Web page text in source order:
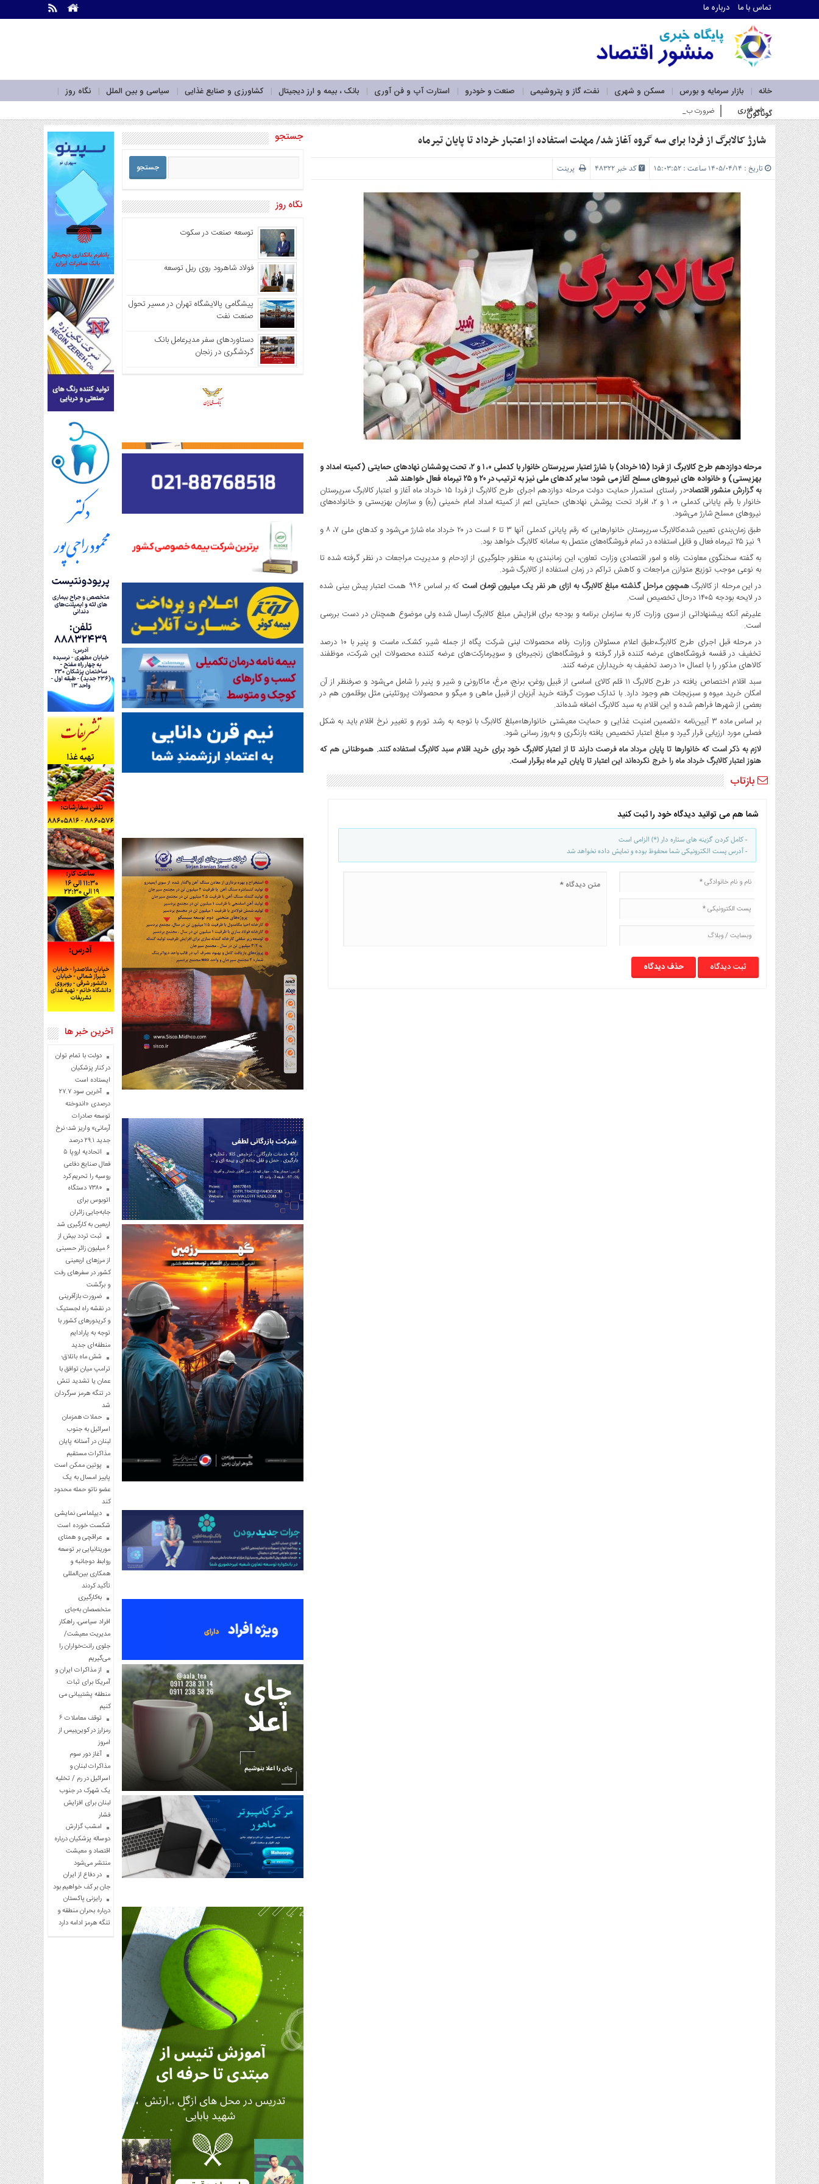
تماس با ما درباره ما
خانه بازار سرمایه و بورس مسکن و شهری نفت، گاز و پتروشیمی صنعت و خودرو استارت آپ و فن آوری بانک ، بیمه و ارز دیجیتال کشاورزی و صنایع غذایی سیاسی و بین الملل
نگاه روز
گوناگون
ما
درباره
سرویس
ها
خانه
بازار
سرمایه
و
بورس
مسکن
و
شهری
نفت،
گاز
و
پتروشیمی
صنعت
و
خودرو
استارت
آپ
و
فن
آوری
بانک
،
بیمه
و
ارز
دیجیتال
کشاورزی
و
صنایع
غذایی
سیاسی
و
بین
الملل
نگاه
روز
گوناگون
خبر فوری ضرورت بازآفرینی در نقشه راه لجستیک و کریدورهای کشور با توجه به پارادایم _
شارژ کالابرگ از فردا برای سه گروه آغاز شد/ مهلت استفاده از اعتبار خرداد تا پایان تیرماه
تاریخ : ۱۴۰۵/۰۴/۱۴ ساعت : ۱۵:۰۳:۵۲ کد خبر 48322 پرینت
مرحله دوازدهم طرح کالابرگ از فردا (۱۵ خرداد) با شارژ اعتبار سرپرستان خانوار با کدملی ۰، ۱ و ۲، تحت پوششان نهادهای حمایتی (کمیته امداد و
بهزیستی) و خانواده های نیروهای مسلح آغاز می شود؛ سایر کدهای ملی نیز به ترتیب در ۲۰ و ۲۵ تیرماه فعال خواهند شد.
به گزارش منشور اقتصاد-
در راستای استمرار حمایت‌ دولت مرحله دوازدهم اجرای طرح کالابرگ از فردا ۱۵ خرداد ماه آغاز و اعتبار کالابرگ سرپرستان
خانوار با رقم پایانی کدملی ۰، ۱ و ۲، افراد تحت پوشش نهادهای حمایتی اعم از کمیته امداد امام خمینی (ره) و سازمان بهزیستی و خانواده‌های
نیروهای مسلح شارژ می‌شود.
طبق زمان‌بندی تعیین شده،کالابرگ سرپرستان خانوارهایی که رقم پایانی کدملی آنها ۳ تا ۶ است در ۲۰ خرداد ماه شارژ می‌شود و کدهای ملی ۷، ۸ و
۹ نیز ۲۵ تیرماه فعال و قابل استفاده در تمام فروشگاه‌های متصل به سامانه کالابرگ خواهد بود.
به گفته سخنگوی معاونت رفاه و امور اقتصادی وزارت تعاون، این زمانبندی به منظور جلوگیری از ازدحام و مدیریت مراجعات در نظر گرفته شده تا
به نوعی موجب توزیع متوازن مراجعات و کاهش تراکم در زمان استفاده از کالابرگ شود.
در این مرحله از کالابرگهمچون مراحل گذشته مبلغ کالابرگ به ازای هر نفر یک میلیون تومان است
که بر اساس ۹۹۶ همت اعتبار پیش بینی شده
در لایحه بودجه ۱۴۰۵ درحال تخصیص است.
علیرغم آنکه پیشنهاداتی از سوی وزارت کار به سازمان برنامه و بودجه برای افزایش مبلغ کالابرگ ارسال شده ولی موضوع همچنان در دست بررسی
است.
در مرحله قبل اجرای طرح کالابرگ،طبق اعلام مسئولان وزارت رفاه، محصولات لبنی شرکت پگاه از جمله شیر، کشک، ماست و پنیر با ۱۰ درصد
تخفیف در قفسه فروشگاه‌های عرضه کننده قرار گرفته و فروشگاه‌های زنجیره‌ای و سوپرمارکت‌های عرضه کننده محصولات این شرکت، موظفند
کالاهای مذکور را با اعمال ۱۰ درصد تخفیف به خریداران عرضه کنند.
سبد اقلام اختصاص یافته در طرح کالابرگ ۱۱ قلم کالای اساسی از قبیل روغن، برنج، مرغ، ماکارونی و شیر و پنیر را شامل می‌شود و صرفنظر از آن
امکان خرید میوه و سبزیجات هم وجود دارد. با تدارک صورت گرفته خرید آبزیان از قبیل ماهی و میگو و محصولات پروتئینی مثل بوقلمون هم در
بعضی از شهرها فراهم شده و این اقلام به سبد کالابرگ اضافه شده‌اند.
بر اساس ماده ۳ آیین‌نامه «تضمین امنیت غذایی و حمایت معیشتی خانوارها»مبلغ کالابرگ با توجه به رشد تورم و تغییر نرخ اقلام باید به شکل
فصلی مورد ارزیابی قرار گیرد و مبلغ اعتبار تخصیص یافته بازنگری و به‌روز رسانی شود.
لازم به ذکر است که خانوارها تا پایان مرداد ماه فرصت دارند تا از اعتبار کالابرگ خود برای خرید اقلام سبد کالابرگ استفاده کنند. هموطنانی هم که
هنوز اعتبار کالابرگ خرداد ماه را خرج نکرده‌اند این اعتبار تا پایان تیر ماه برقرار است.
بازتاب
شما هم می توانید دیدگاه خود را ثبت کنید
- کامل کردن گزینه های ستاره دار (*) الزامی است
- آدرس پست الکترونیکی شما محفوظ بوده و نمایش داده نخواهد شد
حذف دیدگاه
جستجو
نگاه روز
توسعه صنعت در سکوت
فولاد شاهرود روی ریل توسعه
پیشگامی پالایشگاه تهران در مسیر تحول
صنعت نفت
دستاوردهای سفر مدیرعامل بانک
گردشگری در زنجان
آخرین خبر ها
دولت با تمام توان
در کنار پزشکیان
ایستاده است
آخرین سود ۲۷.۷
درصدی «اندوخته
توسعه صادرات
آرمانی» واریز شد؛ نرخ
جدید ۲۹.۱ درصد
اتحادیه اروپا ۵
فعال صنایع دفاعی
روسیه را تحریم کرد
۷۳۸۰ دستگاه
اتوبوس برای
جابه‌جایی زائران
اربعین به‌ کارگیری شد
ثبت تردد بیش از
۶ میلیون زائر حسینی
از مرزهای اربعینی
کشور در سفرهای رفت
و برگشت
ضرورت بازآفرینی
در نقشه راه لجستیک
و کریدورهای کشور با
توجه به پارادایم
منطقه‌ای جدید
شش ماه باتلاق؛
ترامپ میان توافق با
عمان یا تشدید تنش
در تنگه هرمز سرگردان
شد
حملات همزمان
اسرائیل به جنوب
لبنان در آستانه پایان
مذاکرات مستقیم
پوتین ممکن است
پاییز امسال به یک
عضو ناتو حمله محدود
کند
دیپلماسی نمایشی
شکست خورده است
عراقچی و همتای
موریتانیایی بر توسعه
روابط دوجانبه و
همکاری بین‌المللی
تأکید کردند
به‌کارگیری
متخصصان به‌جای
افراد سیاسی، راهکار
مدیریت معیشت/
جلوی رانت‌خواران را
می‌گیریم
از مذاکرات ایران و
آمریکا برای ثبات
منطقه پشتیبانی می
کنیم
توقف معاملات ۶
رمزارز در کوین‌بیس از
امروز
آغاز دور سوم
مذاکرات لبنان و
اسرائیل در رم / تخلیه
یک شهرک در جنوب
لبنان برای افزایش
فشار
امشب گزارش
دوساله پزشکیان درباره
اقتصاد و معیشت
منتشر می‌شود
در دفاع از ایران
جان بر کف خواهیم بود
رایزنی پاکستان
درباره بحران منطقه و
تنگه هرمز ادامه دارد